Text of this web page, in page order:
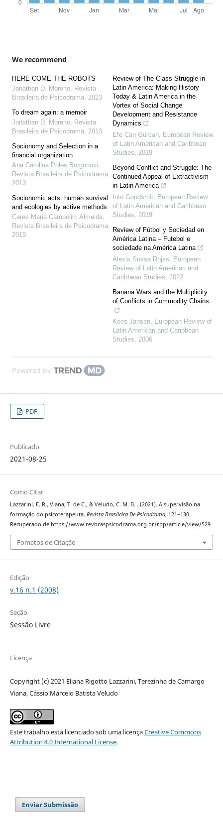
We recommend
HERE COME THE ROBOTS
Jonathan D. Moreno, Revista
Brasileira de Psicodrama, 2023
To dream again: a memoir
Jonathan D. Moreno, Revista
Brasileira de Psicodrama, 2013
Socionomy and Selection in a
financial organization
Ana Carolina Poles Borgonovi,
Revista Brasileira de Psicodrama,
2013
Socionomic acts: human survival
and ecologies by active methods
Ceres Maria Campolim Almeida,
Revista Brasileira de Psicodrama,
2019
Review of The Class Struggle in
Latin America: Making History
Today & Latin America in the
Vortex of Social Change
Development and Resistance
Dynamics
Efe Can Gürcan, European Review
of Latin American and Caribbean
Studies, 2019
Beyond Conflict and Struggle: The
Continued Appeal of Extractivism
in Latin America
Into Goudsmit, European Review
of Latin American and Caribbean
Studies, 2019
Review of Fútbol y Sociedad en
América Latina – Futebol e
sociedade na América Latina
Alexis Sossa Rojas, European
Review of Latin American and
Caribbean Studies, 2022
Banana Wars and the Multiplicity
of Conflicts in Commodity Chains
Kees Jansen, European Review of
Latin American and Caribbean
Studies, 2006
Powered by
PDF
Publicado
2021-08-25
Como Citar
Lazzarini, E. R., Viana, T. de C., & Veludo, C. M. B. . (2021). A supervisão na
formação do psicoterapeuta. Revista Brasileira De Psicodrama, 121–130.
Recuperado de https://www.revbraspsicodrama.org.br/rbp/article/view/529
Fomatos de Citação
Edição
v.16 n.1 (2008)
Seção
Sessão Livre
Licença
Copyright (c) 2021 Eliana Rigotto Lazzarini, Terezinha de Camargo
Viana, Cássio Marcelo Batista Veludo
Este trabalho está licenciado sob uma licençaCreative Commons
Attribution 4.0 International License.
Enviar Submissão